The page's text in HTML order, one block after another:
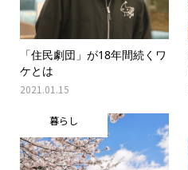
「住民劇団」が18年間続くワ
ケとは
2021.01.15
暮らし